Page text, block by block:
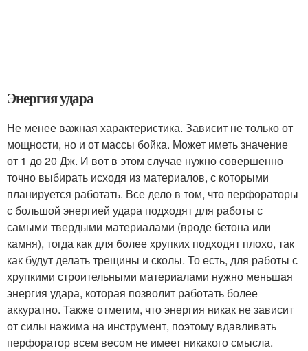
Энергия удара
Не менее важная характеристика. Зависит не только от
мощности, но и от массы бойка. Может иметь значение
от 1 до 20 Дж. И вот в этом случае нужно совершенно
точно выбирать исходя из материалов, с которыми
планируется работать. Все дело в том, что перфораторы
с большой энергией удара подходят для работы с
самыми твердыми материалами (вроде бетона или
камня), тогда как для более хрупких подходят плохо, так
как будут делать трещины и сколы. То есть, для работы с
хрупкими строительными материалами нужно меньшая
энергия удара, которая позволит работать более
аккуратно. Также отметим, что энергия никак не зависит
от силы нажима на инструмент, поэтому вдавливать
перфоратор всем весом не имеет никакого смысла.